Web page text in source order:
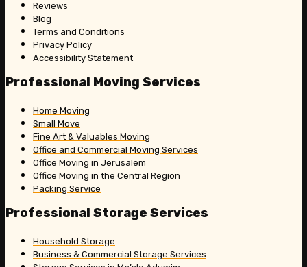
Reviews
Blog
Terms and Conditions
Privacy Policy
Accessibility Statement
Professional Moving Services
Home Moving
Small Move
Fine Art & Valuables Moving
Office and Commercial Moving Services
Office Moving in Jerusalem
Office Moving in the Central Region
Packing Service
Professional Storage Services
Household Storage
Business & Commercial Storage Services